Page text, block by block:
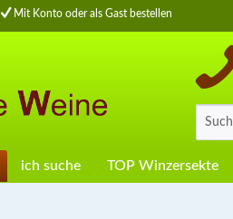
Mit Konto oder als Gast bestellen
ich suche TOP Winzersekte